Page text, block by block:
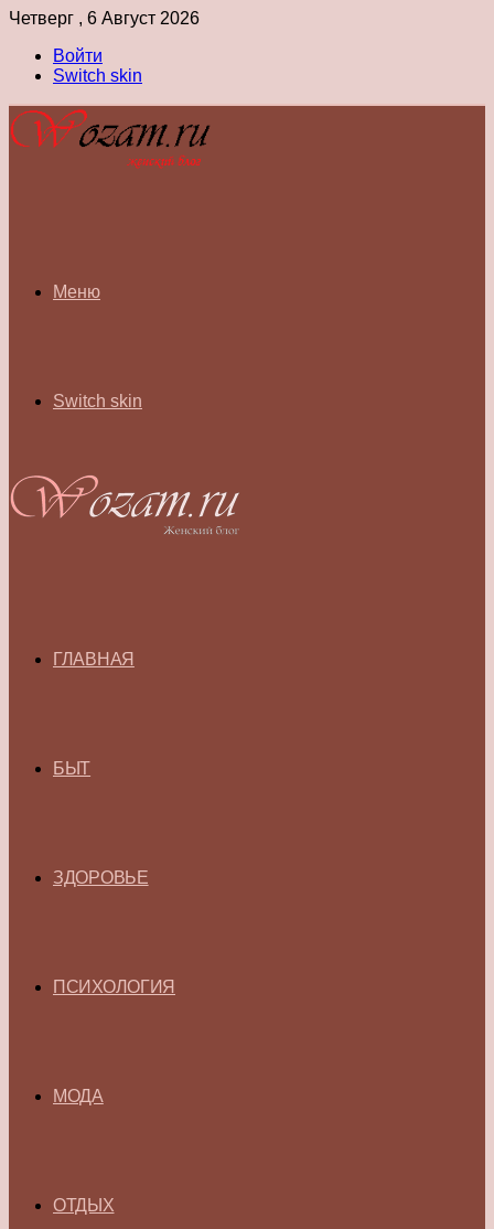
Четверг , 6 Август 2026
Войти
Switch skin
Меню
Switch skin
ГЛАВНАЯ
БЫТ
ЗДОРОВЬЕ
ПСИХОЛОГИЯ
МОДА
ОТДЫХ